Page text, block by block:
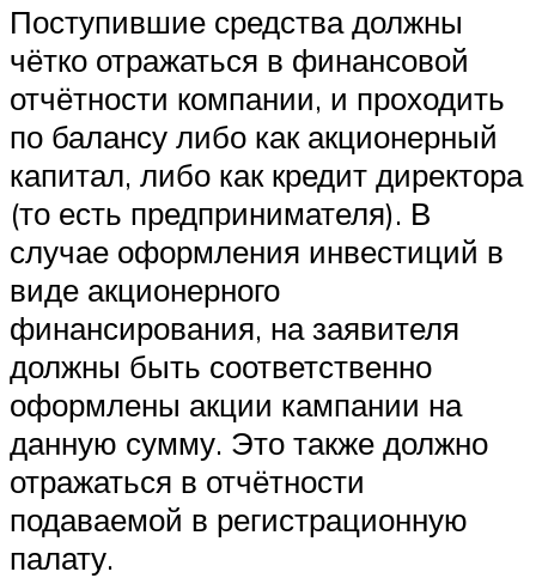
Поступившие средства должны
чётко отражаться в финансовой
отчётности компании, и проходить
по балансу либо как акционерный
капитал, либо как кредит директора
(то есть предпринимателя). В
случае оформления инвестиций в
виде акционерного
финансирования, на заявителя
должны быть соответственно
оформлены акции кампании на
данную сумму. Это также должно
отражаться в отчётности
подаваемой в регистрационную
палату.